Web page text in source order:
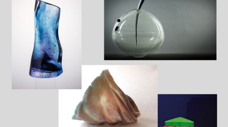
GALERIE ARTES 2018